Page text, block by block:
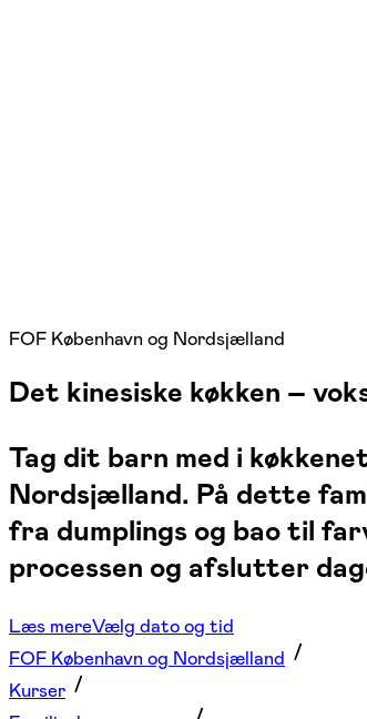
FOF København og Nordsjælland
Det kinesiske køkken –
Tag dit barn med i
Nordsjælland. På dette
fra dumplings og bao til
processen og afslutter
Læs mereVælg dato og tid
FOF København og Nordsjælland
Kurser